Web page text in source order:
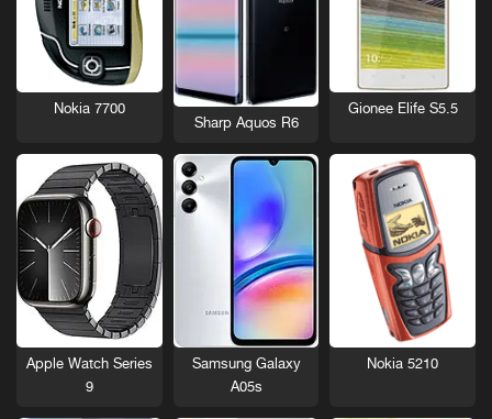
Gionee Elife S5.5
Sharp Aquos R6
Nokia 7700
Nokia 5210
Samsung Galaxy
A05s
Apple Watch Series
9